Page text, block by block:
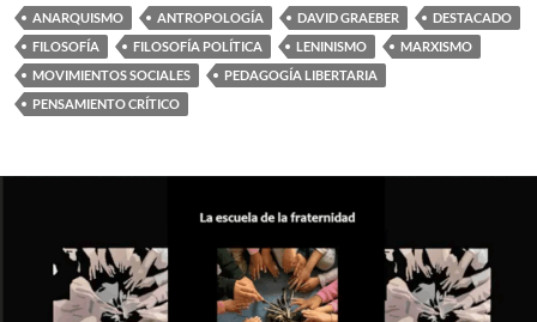
ANARQUISMO ANTROPOLOGÍA DAVID GRAEBER
DESTACADO
FILOSOFÍA
FILOSOFÍA POLÍTICA LENINISMO
MARXISMO
MOVIMIENTOS SOCIALES
PEDAGOGÍA LIBERTARIA
PENSAMIENTO CRÍTICO